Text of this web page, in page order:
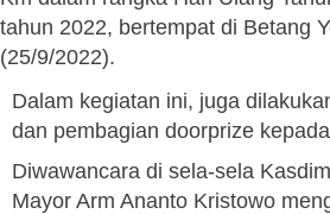
tahun 2022, bertempat di Betang
(25/9/2022).
Dalam kegiatan ini, juga
dan pembagian doorprize
Diwawancara di sela-sela
Mayor Arm Ananto Kristowo